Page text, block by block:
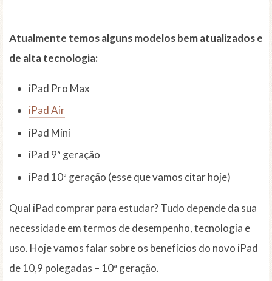
Atualmente temos alguns modelos bem atualizados e
de alta tecnologia:
iPad Pro Max
iPad Air
iPad Mini
iPad 9ª geração
iPad 10ª geração (esse que vamos citar hoje)
Qual iPad comprar para estudar? Tudo depende da sua
necessidade em termos de desempenho, tecnologia e
uso. Hoje vamos falar sobre os benefícios do novo iPad
de 10,9 polegadas – 10ª geração.